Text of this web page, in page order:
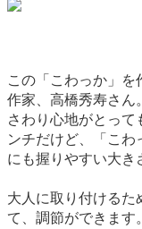
この「こわっか」を
作家、高橋秀寿さん
さわり心地がとっ
ンチだけど、「こ
にも握りやすい大き
大人に取り付けるた
て、調節ができます